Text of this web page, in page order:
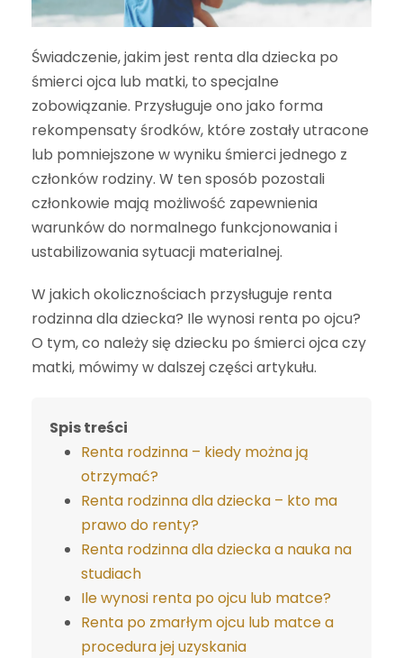
Świadczenie, jakim jest renta dla dziecka po
śmierci ojca lub matki, to specjalne
zobowiązanie. Przysługuje ono jako forma
rekompensaty środków, które zostały utracone
lub pomniejszone w wyniku śmierci jednego z
członków rodziny. W ten sposób pozostali
członkowie mają możliwość zapewnienia
warunków do normalnego funkcjonowania i
ustabilizowania sytuacji materialnej.
W jakich okolicznościach przysługuje renta
rodzinna dla dziecka? Ile wynosi renta po ojcu?
O tym, co należy się dziecku po śmierci ojca czy
matki, mówimy w dalszej części artykułu.
Spis treści
Renta rodzinna – kiedy można ją
otrzymać?
Renta rodzinna dla dziecka – kto ma
prawo do renty?
Renta rodzinna dla dziecka a nauka na
studiach
Ile wynosi renta po ojcu lub matce?
Renta po zmarłym ojcu lub matce a
procedura jej uzyskania